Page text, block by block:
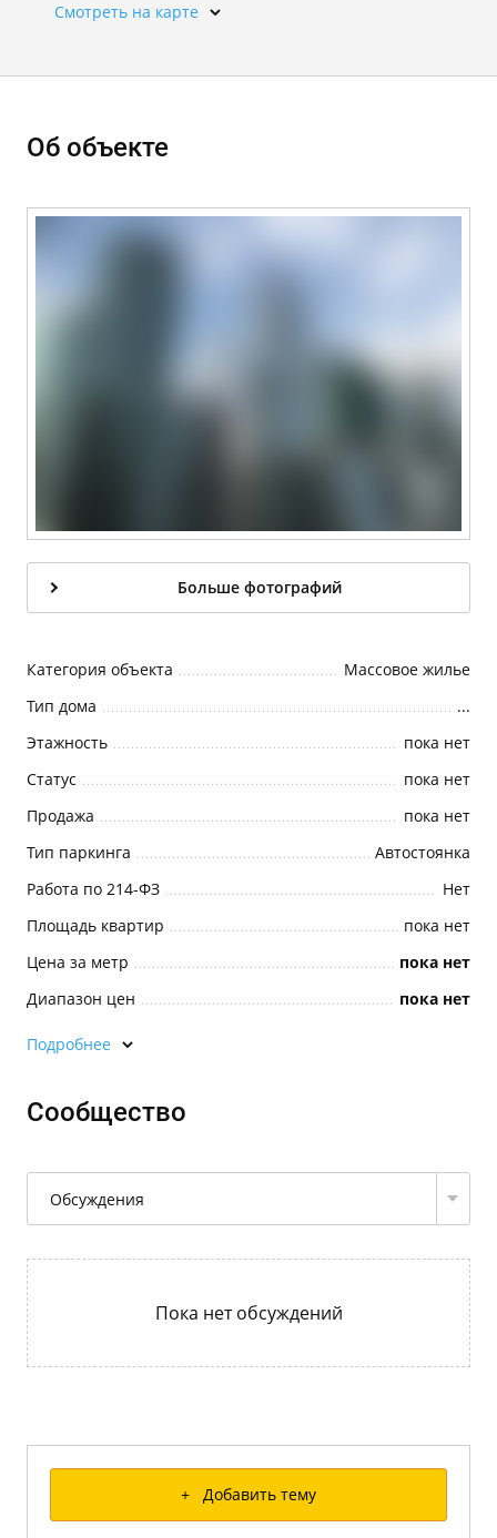
Смотреть на карте
Об объекте
Больше фотографий
Категория объекта
Массовое жилье
Тип дома
...
Этажность
пока нет
Статус
пока нет
Продажа
пока нет
Тип паркинга
Автостоянка
Работа по 214-ФЗ
Нет
Площадь квартир
пока нет
Цена за метр
пока нет
Диапазон цен
пока нет
Подробнее
Сообщество
Обсуждения
Пока нет обсуждений
+ Добавить тему